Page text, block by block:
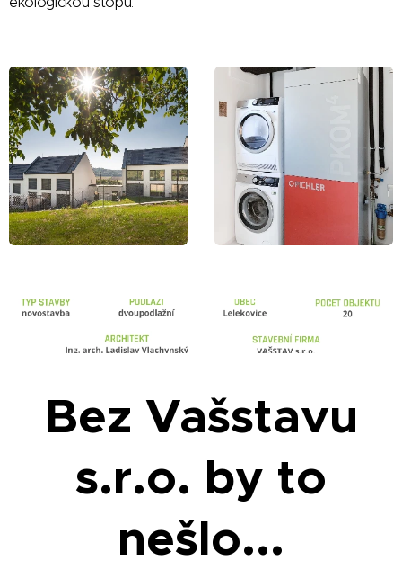
Bez Vašstavu
s.r.o. by to
nešlo...